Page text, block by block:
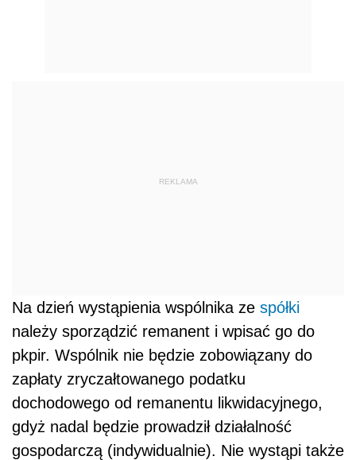
REKLAMA
Na dzień wystąpienia wspólnika ze spółki
należy sporządzić remanent i wpisać go do
pkpir. Wspólnik nie będzie zobowiązany do
zapłaty zryczałtowanego podatku
dochodowego od remanentu likwidacyjnego,
gdyż nadal będzie prowadził działalność
gospodarczą (indywidualnie). Nie wystąpi także